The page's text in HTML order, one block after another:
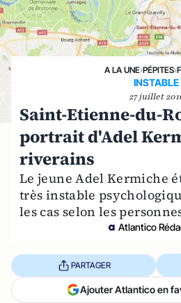
A LA UNE›PÉPITES›
INSTABLE
27 juillet
Saint-Etienne-du-
portrait d'Adel
riverains
Le jeune Adel Kermiche
très instable
les cas selon les
Atlantico
PARTAGER
Ajouter Atlantico en